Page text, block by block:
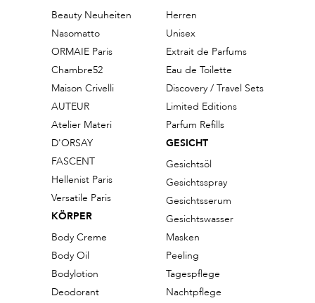
Beauty Neuheiten
Nasomatto
ORMAIE Paris
Chambre52
Maison Crivelli
AUTEUR
Atelier Materi
D'ORSAY
FASCENT
Hellenist Paris
Versatile Paris
KÖRPER
Body Creme
Body Oil
Bodylotion
Deodorant
Herren
Unisex
Extrait de Parfums
Eau de Toilette
Discovery / Travel Sets
Limited Editions
Parfum Refills
GESICHT
Gesichtsöl
Gesichtsspray
Gesichtsserum
Gesichtswasser
Masken
Peeling
Tagespflege
Nachtpflege